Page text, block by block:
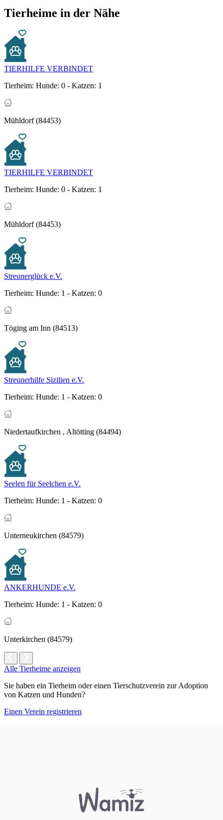
Tierheime in der Nähe
TIERHILFE VERBINDET
Tierheim: Hunde: 0 - Katzen: 1
Mühldorf (84453)
TIERHILFE VERBINDET
Tierheim: Hunde: 0 - Katzen: 1
Mühldorf (84453)
Streunerglück e.V.
Tierheim: Hunde: 1 - Katzen: 0
Töging am Inn (84513)
Streunerhilfe Sizilien e.V.
Tierheim: Hunde: 1 - Katzen: 0
Niedertaufkirchen , Altötting (84494)
Seelen für Seelchen e.V.
Tierheim: Hunde: 1 - Katzen: 0
Unterneukirchen (84579)
ANKERHUNDE e.V.
Tierheim: Hunde: 1 - Katzen: 0
Unterkirchen (84579)
Alle Tierheime anzeigen
Sie haben ein Tierheim oder einen Tierschutzverein zur Adoption
von Katzen und Hunden?
Einen Verein registrieren